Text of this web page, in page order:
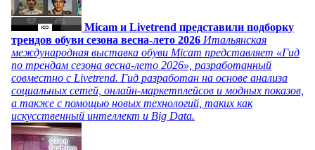
Micam и Livetrend представили подборку
трендов обуви сезона весна-лето 2026 Итальянская
международная выставка обуви Micam представляет «Гид
по трендам сезона весна-лето 2026», разработанный
совместно с Livetrend. Гид разработан на основе анализа
социальных сетей, онлайн-маркетплейсов и модных показов,
а также с помощью новых технологий, таких как
искусственный интеллект и Big Data.